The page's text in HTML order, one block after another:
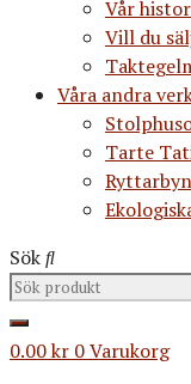
Vår
Vill du
Våra andra
Tarte
Ryttarbyn
Sök
0.00kr 0Varukorg